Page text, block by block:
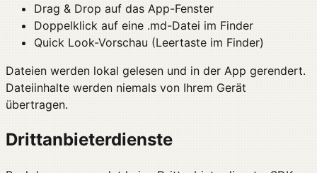
Drag & Drop auf das App-Fenster
Doppelklick auf eine .md-Datei im Finder
Quick Look-Vorschau (Leertaste im Finder)
Dateien werden lokal gelesen und in der App gerendert.
Dateiinhalte werden niemals von Ihrem Gerät
übertragen.
Drittanbieterdienste